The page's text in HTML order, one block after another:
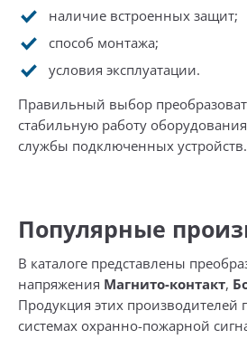
наличие встроенных защит;
способ монтажа;
условия эксплуатации.
Правильный выбор
стабильную работу
службы подключенных устройств.
Популярные
В каталоге представлены
напряжения Магнито-контакт,
Продукция этих производителей
системах охранно-пожарной